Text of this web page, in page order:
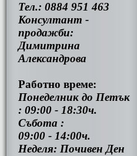
Тел.: 0884 951 463
Консултант -
продажби:
Димитрина
Александрова
Работно време:
Понеделник до Петък
: 09:00 - 18:30ч.
Събота :
09:00 - 14:00ч.
Неделя: Почивен Ден